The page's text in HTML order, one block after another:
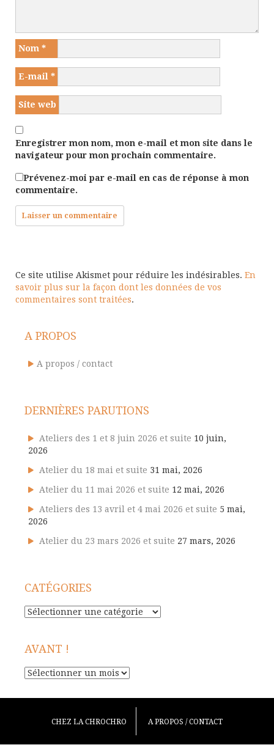
Nom *
E-mail *
Site web
Enregistrer mon nom, mon e-mail et mon site dans le
navigateur pour mon prochain commentaire.
Prévenez-moi par e-mail en cas de réponse à mon
commentaire.
Ce site utilise Akismet pour réduire les indésirables. En
savoir plus sur la façon dont les données de vos
commentaires sont traitées.
A PROPOS
A propos / contact
DERNIÈRES PARUTIONS
Ateliers des 1 et 8 juin 2026 et suite 10 juin,
2026
Atelier du 18 mai et suite 31 mai, 2026
Atelier du 11 mai 2026 et suite 12 mai, 2026
Ateliers des 13 avril et 4 mai 2026 et suite 5 mai,
2026
Atelier du 23 mars 2026 et suite 27 mars, 2026
CATÉGORIES
Catégories
AVANT !
Avant
CHEZ LA CHROCHRO A PROPOS / CONTACT